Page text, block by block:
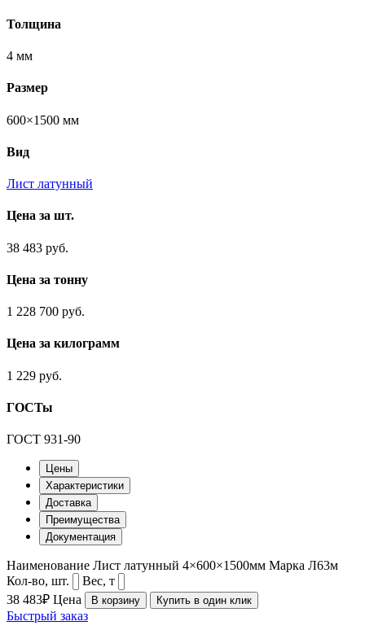
Толщина
4 мм
Размер
600×1500 мм
Вид
Лист латунный
Цена за шт.
38 483 руб.
Цена за тонну
1 228 700 руб.
Цена за килограмм
1 229 руб.
ГОСТы
ГОСТ 931-90
Цены
Характеристики
Доставка
Преимущества
Документация
Наименование Лист латунный 4×600×1500мм Марка Л63м
Кол-во, шт.
Вес, т
38 483₽ Цена В корзину Купить в один клик
Быстрый заказ